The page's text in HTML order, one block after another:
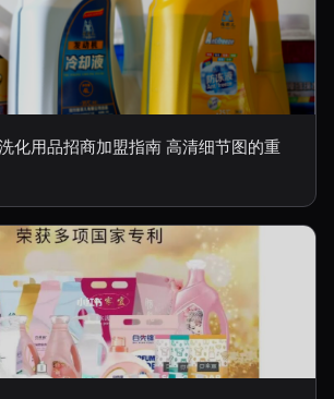
化用品招商加盟指南 高清细节图的重